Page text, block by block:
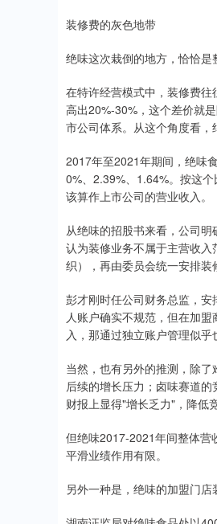
装修费的灰色地带
绝味这次栽倒的地方，恰恰
在特许经营模式中，装修费
高出20%-30%，这个差价就
市公司体系。从这个角度看
2017年至2021年期间，绝味
0%、2.39%、1.64%。按这
该算作上市公司的营业收入。
从绝味的招股书来看，公司
认为装修业务不属于主营收
织），再由委员会统一安排装
彭才刚时任公司财务总监，
人账户确实不规范，但在加
入，那通过独立账户管理似乎
当然，也有另外的推测，除
后续的增长压力；卤味赛道
财报上显得"增长乏力"，降低
但绝味2017-2021年间整体营
平滑业绩作用有限。
另外一种是，绝味的加盟门